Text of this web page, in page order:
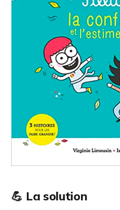
💪 La solution